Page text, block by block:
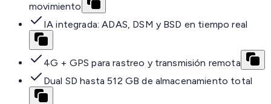
movimiento
IA integrada: ADAS, DSM y BSD en tiempo real
4G + GPS para rastreo y transmisión remota
Dual SD hasta 512 GB de almacenamiento total